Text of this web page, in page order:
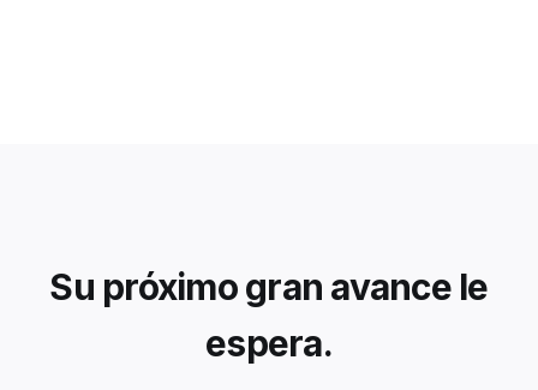
Su próximo gran avance le
espera.